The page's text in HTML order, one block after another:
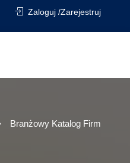
Zaloguj /Zarejestruj
Branżowy Katalog Firm